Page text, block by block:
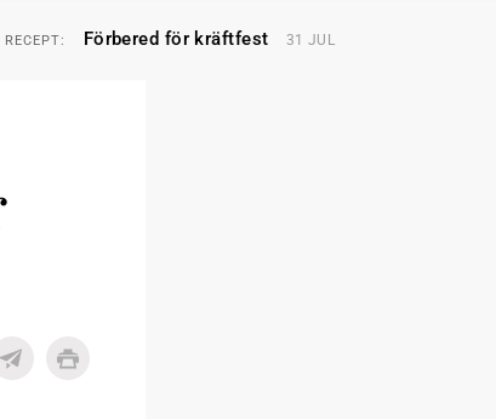
Förbered för kräftfest 31 JUL